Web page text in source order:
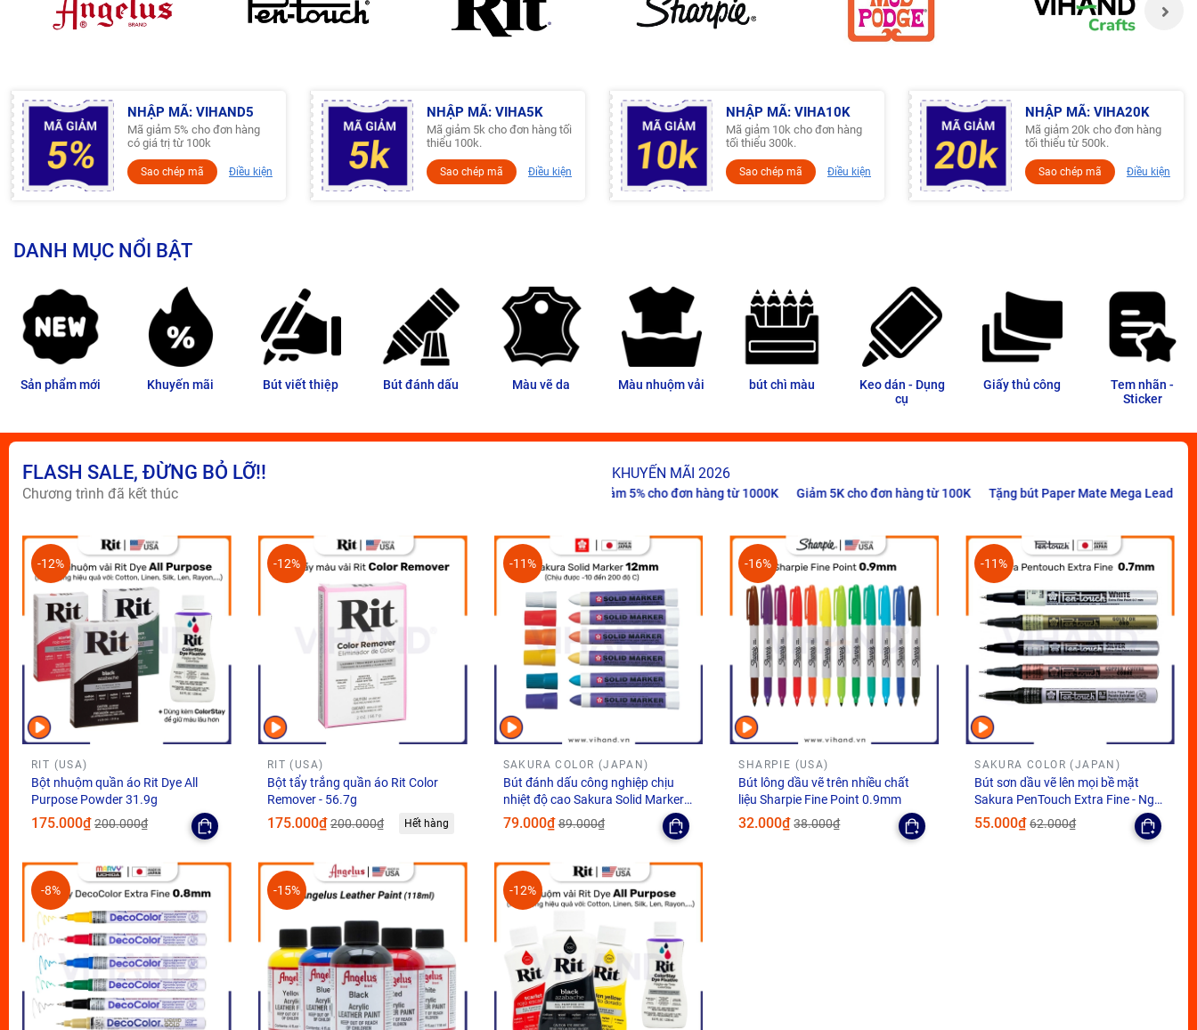
NHẬP MÃ: VIHAND5
Mã giảm 5% cho đơn hàng
có giá trị từ 100k
Sao chép mã Điều kiện
NHẬP MÃ: VIHA5K
Mã giảm 5k cho đơn hàng tối
thiểu 100k.
Sao chép mã Điều kiện
NHẬP MÃ: VIHA10K
Mã giảm 10k cho đơn hàng
tối thiểu 300k.
Sao chép mã Điều kiện
NHẬP MÃ: VIHA20K
Mã giảm 20k cho đơn hàng
tối thiểu từ 500k.
Sao chép mã Điều kiện
DANH MỤC NỔI BẬT
Sản phẩm mới Khuyến mãi Bút viết thiệp Bút đánh dấu Màu vẽ da Màu nhuộm vải bút chì màu
Keo dán - Dụng
cụ
Giấy thủ công
Tem nhãn -
Sticker
FLASH SALE, ĐỪNG BỎ LỠ!!
Chương trình đã kết thúc
KHUYẾN MÃI 2026
5K cho đơn hàng từ 100K Giảm 5% cho đơn hàng từ 1000K Giảm 5K cho đơn hàng từ 100K Tặng bút Paper Mate Mega Lead cho đơn hàng từ
-12%
RIT (USA)
Bột nhuộm quần áo Rit Dye All
Purpose Powder 31.9g
175.000₫ 200.000₫
-12%
RIT (USA)
Bột tẩy trắng quần áo Rit Color
Remover - 56.7g
175.000₫ 200.000₫ Hết hàng
-11%
SAKURA COLOR (JAPAN)
Bút đánh dấu công nghiệp chịu
nhiệt độ cao Sakura Solid Marker
High Temperature - Ngòi 12.0mm
79.000₫ 89.000₫
-16%
SHARPIE (USA)
Bút lông dầu vẽ trên nhiều chất
liệu Sharpie Fine Point 0.9mm
32.000₫ 38.000₫
-11%
SAKURA COLOR (JAPAN)
Bút sơn dầu vẽ lên mọi bề mặt
Sakura PenTouch Extra Fine - Ngòi
0.7mm
55.000₫ 62.000₫
-8% -15% -12%